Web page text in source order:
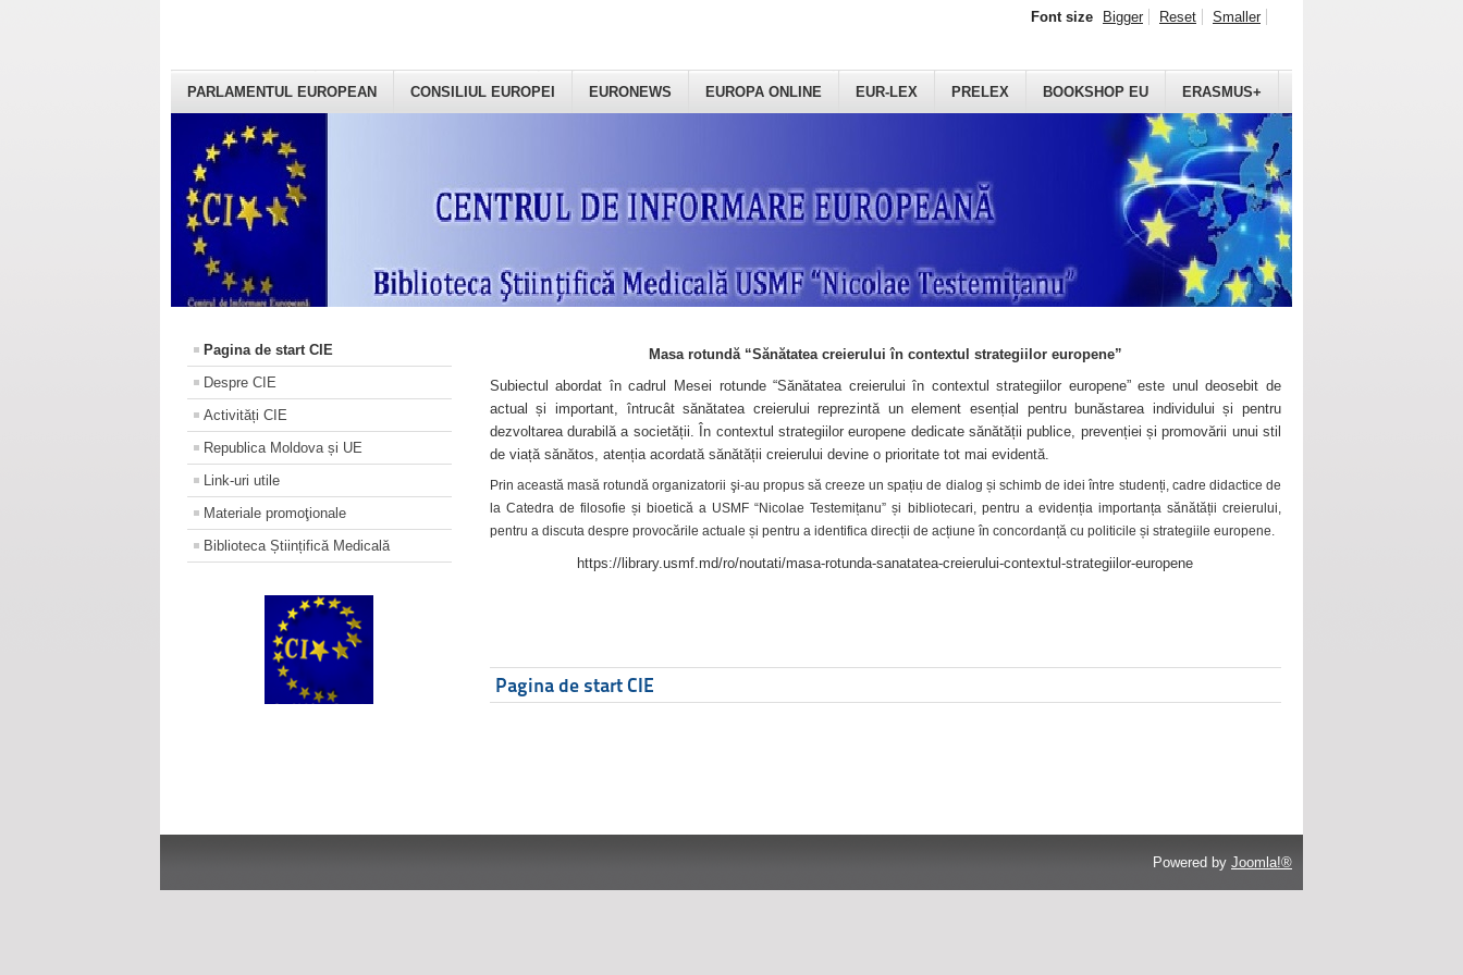
PARLAMENTUL EUROPEAN CONSILIUL EUROPEI EURONEWS EUROPA ONLINE EUR-LEX PRELEX BOOKSHOP EU ERASMUS+
Font size Bigger Reset Smaller
Pagina de start CIE
Despre CIE
Activități CIE
Republica Moldova și UE
Link-uri utile
Materiale promoţionale
Biblioteca Științifică Medicală
Masa rotundă “Sănătatea creierului în contextul strategiilor europene”
Subiectul abordat în cadrul Mesei rotunde “Sănătatea creierului în contextul strategiilor europene” este unul deosebit de
actual și important, întrucât sănătatea creierului reprezintă un element esențial pentru bunăstarea individului și pentru
dezvoltarea durabilă a societății. În contextul strategiilor europene dedicate sănătății publice, prevenției și promovării unui stil
de viață sănătos, atenția acordată sănătății creierului devine o prioritate tot mai evidentă.
Prin această masă rotundă organizatorii şi-au propus să creeze un spațiu de dialog și schimb de idei între studenți, cadre didactice de
la Catedra de filosofie și bioetică a USMF “Nicolae Testemițanu” și bibliotecari, pentru a evidenția importanța sănătății creierului,
pentru a discuta despre provocările actuale și pentru a identifica direcții de acțiune în concordanță cu politicile și strategiile europene.
https://library.usmf.md/ro/noutati/masa-rotunda-sanatatea-creierului-contextul-strategiilor-europene
Pagina de start CIE
Powered by Joomla!®